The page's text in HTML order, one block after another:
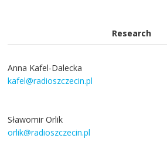
Research
Anna Kafel-Dalecka
kafel@radioszczecin.pl
Sławomir Orlik
orlik@radioszczecin.pl